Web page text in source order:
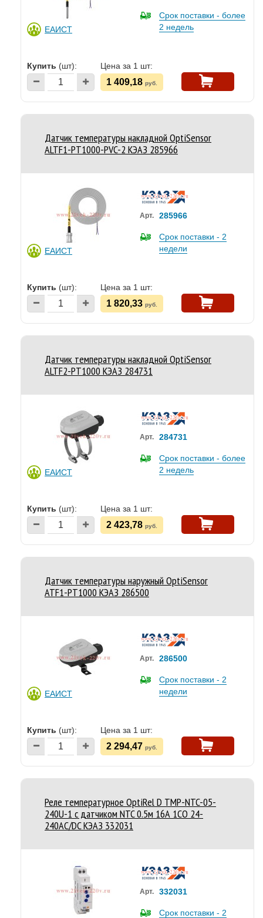
ЕАИСТ
Срок поставки - более
2 недель
Купить (шт): Цена за 1 шт:
1 409,18 руб.
Датчик температуры накладной OptiSensor
ALTF1-PT1000-PVC-2 КЭАЗ 285966
ЕАИСТ
Арт. 285966
Срок поставки - 2
недели
Купить (шт): Цена за 1 шт:
1 820,33 руб.
Датчик температуры накладной OptiSensor
ALTF2-PT1000 КЭАЗ 284731
ЕАИСТ
Арт. 284731
Срок поставки - более
2 недель
Купить (шт): Цена за 1 шт:
2 423,78 руб.
Датчик температуры наружный OptiSensor
ATF1-PT1000 КЭАЗ 286500
ЕАИСТ
Арт. 286500
Срок поставки - 2
недели
Купить (шт): Цена за 1 шт:
2 294,47 руб.
Реле температурное OptiRel D TMP-NTC-05-
240U-1 с датчиком NTC 0.5м 16А 1СО 24-
240АС/DC КЭАЗ 332031
Арт. 332031
Срок поставки - 2